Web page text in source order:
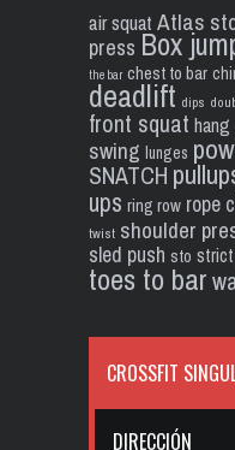
air squat Atlas
press Box
the bar chest to bar
deadlift dips
front squat
swing lunges
SNATCH
ups ring row rope
twist shoulder
sled push sto
toes to bar
CROSSFIT
DIRECCIÓN